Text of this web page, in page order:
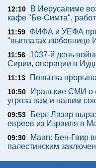
12:10
В Иерусалиме
кафе "Бе-Симта",
11:59
ФИФА и УЕФА
"выплатах любовнице
11:56
1037-й день
Сирии, операции в
11:13 Попытка
10:50
Иранские СМИ о
угроза нам и нашим
09:53
Берл Лазар
евреев из Израиля в
09:30
Maan: Бен-Гвир
палестинским